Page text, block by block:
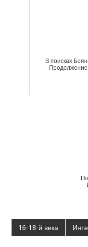
В поисках
16-18-й века